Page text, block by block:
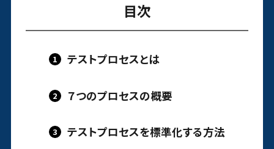
目次
テストプロセスとは
７つのプロセスの概要
テストプロセスを標準化する方法